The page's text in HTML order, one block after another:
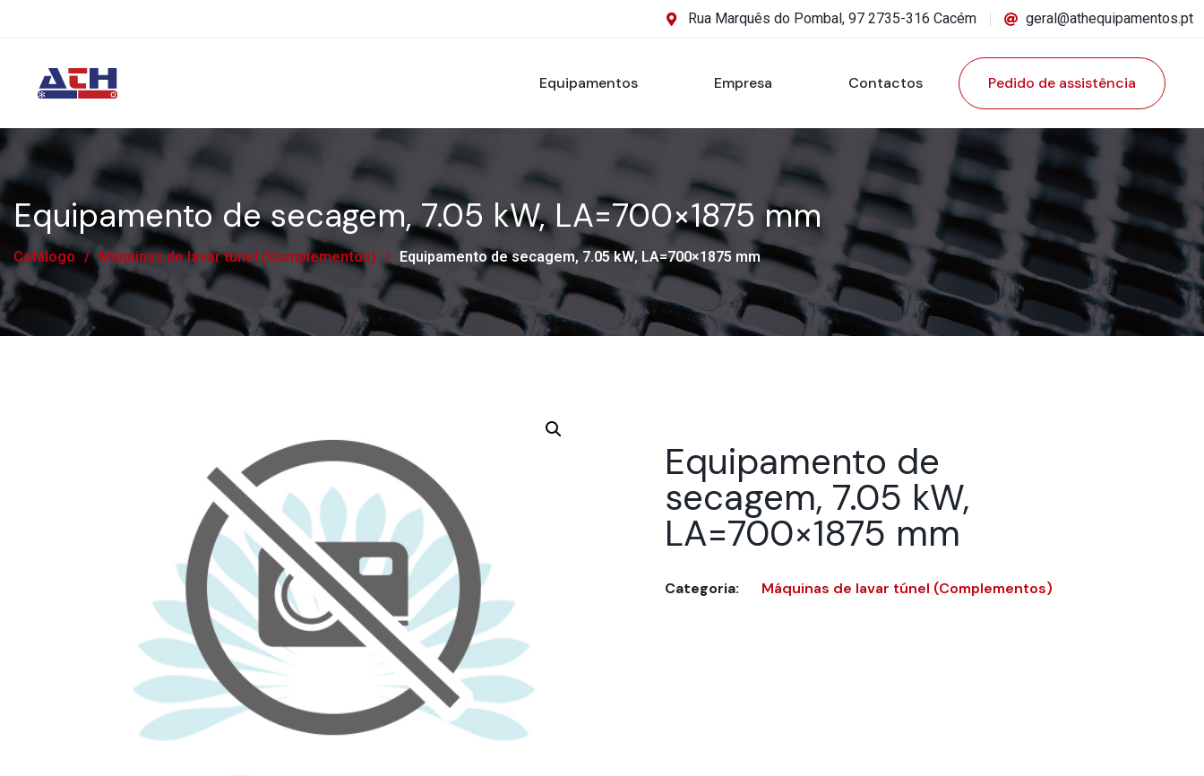
Rua Marquês do Pombal, 97 2735-316 Cacém geral@athequipamentos.pt
Equipamentos Empresa Contactos Pedido de assistência
Equipamento de secagem, 7.05 kW, LA=700×1875 mm
Catálogo / Máquinas de lavar túnel (Complementos) / Equipamento de secagem, 7.05 kW, LA=700×1875 mm
Equipamento de
secagem, 7.05 kW,
LA=700×1875 mm
Categoria: Máquinas de lavar túnel (Complementos)